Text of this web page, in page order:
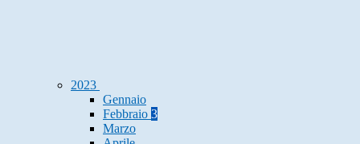
2023
Gennaio
Febbraio 3
Marzo